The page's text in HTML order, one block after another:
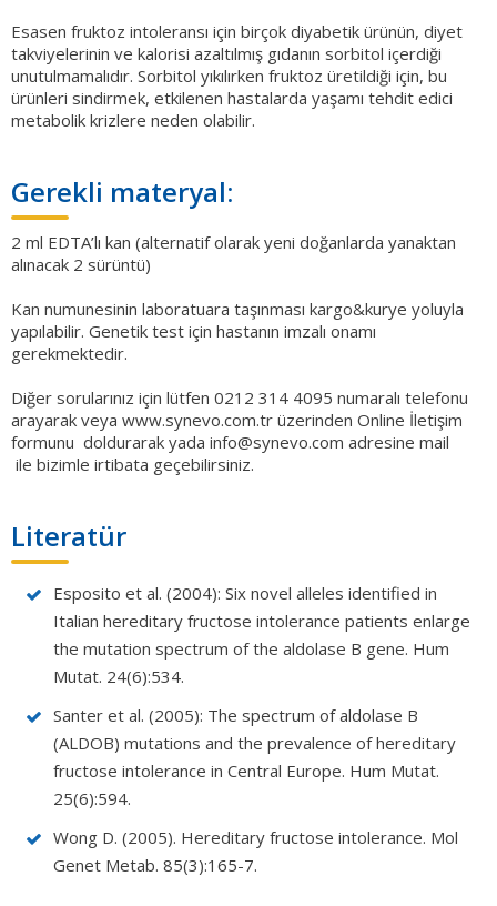
Esasen fruktoz intoleransı için birçok diyabetik ürünün, diyet
takviyelerinin ve kalorisi azaltılmış gıdanın sorbitol içerdiği
unutulmamalıdır. Sorbitol yıkılırken fruktoz üretildiği için, bu
ürünleri sindirmek, etkilenen hastalarda yaşamı tehdit edici
metabolik krizlere neden olabilir.
Gerekli materyal:
2 ml EDTA’lı kan (alternatif olarak yeni doğanlarda yanaktan
alınacak 2 sürüntü)
Kan numunesinin laboratuara taşınması kargo&kurye yoluyla
yapılabilir. Genetik test için hastanın imzalı onamı
gerekmektedir.
Diğer sorularınız için lütfen 0212 314 4095 numaralı telefonu
arayarak veya www.synevo.com.tr üzerinden Online İletişim
formunu doldurarak yada info@synevo.com adresine mail
ile bizimle irtibata geçebilirsiniz.
Literatür
Esposito et al. (2004): Six novel alleles identified in
Italian hereditary fructose intolerance patients enlarge
the mutation spectrum of the aldolase B gene. Hum
Mutat. 24(6):534.
Santer et al. (2005): The spectrum of aldolase B
(ALDOB) mutations and the prevalence of hereditary
fructose intolerance in Central Europe. Hum Mutat.
25(6):594.
Wong D. (2005). Hereditary fructose intolerance. Mol
Genet Metab. 85(3):165-7.